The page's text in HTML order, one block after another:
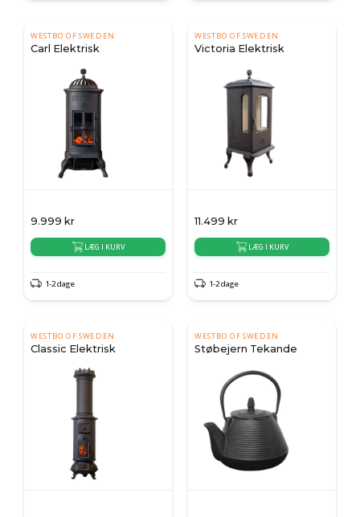
WESTBO OF SWEDEN
Carl Elektrisk
9.999 kr
LÆG I KURV
1-2 dage
WESTBO OF SWEDEN
Victoria Elektrisk
11.499 kr
LÆG I KURV
1-2 dage
WESTBO OF SWEDEN
Classic Elektrisk
WESTBO OF SWEDEN
Støbejern Tekande